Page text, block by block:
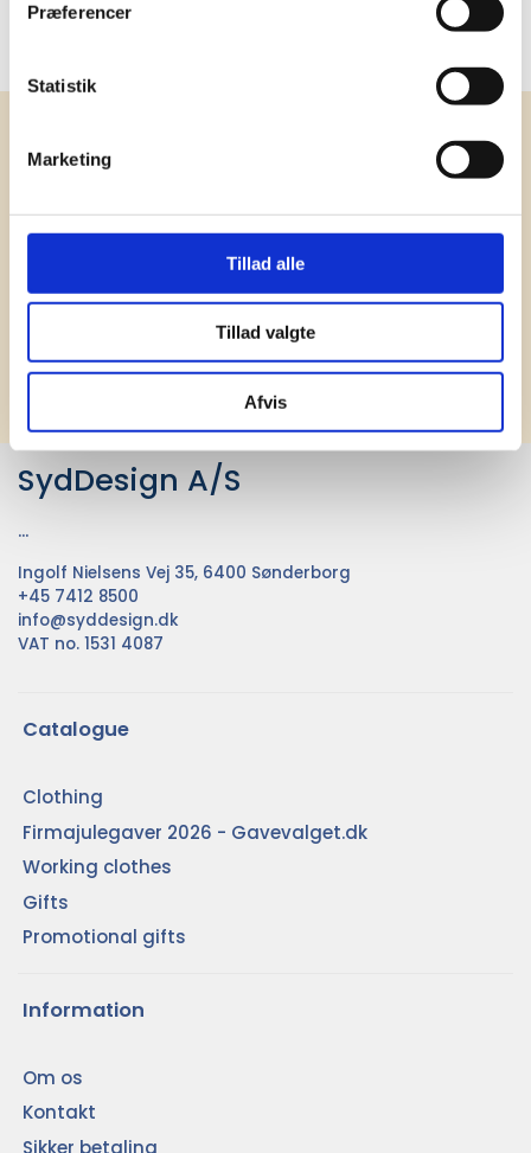
Præferencer
Statistik
Marketing
Tillad alle
Tillad valgte
Afvis
Type
News and catalogue - once a month
Subscribe
SydDesign A/S
...
Ingolf Nielsens Vej 35, 6400 Sønderborg
+45 7412 8500
info@syddesign.dk
VAT no. 1531 4087
Catalogue
Clothing
Firmajulegaver 2026 - Gavevalget.dk
Working clothes
Gifts
Promotional gifts
Information
Om os
Kontakt
Sikker betaling